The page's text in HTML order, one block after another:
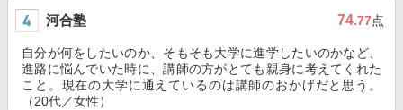
河合塾 74.77点
自分が何をしたいのか、そもそも大学に進学したいのかなど、
進路に悩んでいた時に、講師の方がとても親身に考えてくれた
こと。現在の大学に通えているのは講師のおかげだと思う。
（20代／女性）